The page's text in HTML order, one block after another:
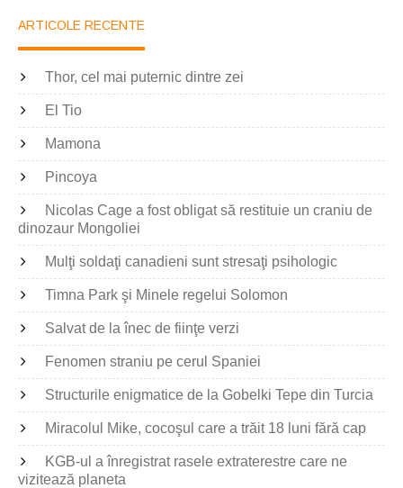
ARTICOLE RECENTE
Thor, cel mai puternic dintre zei
El Tio
Mamona
Pincoya
Nicolas Cage a fost obligat să restituie un craniu de
dinozaur Mongoliei
Mulţi soldaţi canadieni sunt stresaţi psihologic
Timna Park şi Minele regelui Solomon
Salvat de la înec de fiinţe verzi
Fenomen straniu pe cerul Spaniei
Structurile enigmatice de la Gobelki Tepe din Turcia
Miracolul Mike, cocoşul care a trăit 18 luni fără cap
KGB-ul a înregistrat rasele extraterestre care ne
vizitează planeta